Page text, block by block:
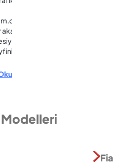
akaryakıt